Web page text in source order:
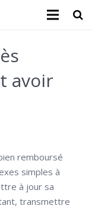
avoir
remboursé
simples à
à jour sa
transmettre